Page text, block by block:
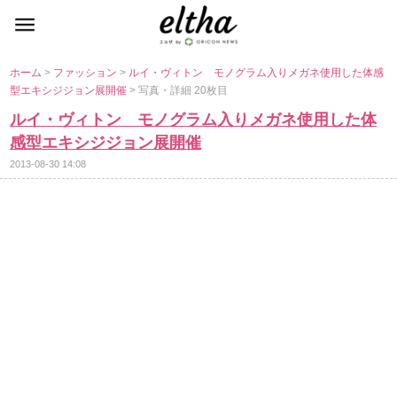
ホーム> ファッション> ルイ・ヴィトン モノグラム入りメガネ使用した体感
型エキシジジョン展開催> 写真・詳細 20枚目
ルイ・ヴィトン モノグラム入りメガネ使用した体
感型エキシジジョン展開催
2013-08-30 14:08